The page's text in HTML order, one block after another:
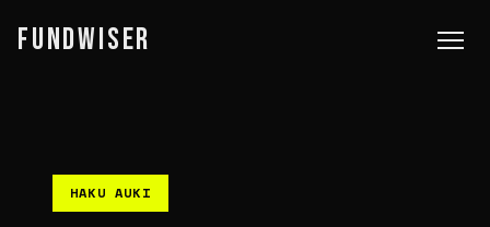
FUNDWISER
HAKU AUKI